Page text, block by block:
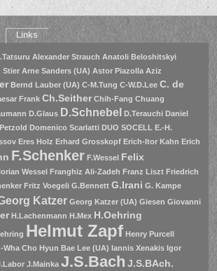
Links
Alexander Strauch Anatoli Beloshitskyi
Stier Arne Sanders (UA) Astor Piazolla Aziz
Bernd Lauber (UA) C-M.Tung C-W.D.Lee C. de
Frank Ch.Seither Chih-Fang Chuang
D.Glaus D.Schnebel D.Terauchi Daniel
Domenico Scarlatti DUO SOCELL
E.-H.
Eres Holz Erhard Grosskopf Erich-Itor Kahn Erich
F.Schenker F.Wessel Felix
Wessel Franghiz Ali-Zadeh Franz Liszt Friedrich
Fritz Voegeli G.Bennett G.Irani G. Kampe
Katzer Georg Katzer (UA) Giesen Giovanni
H.Lachenmann H.Mex H.Oehring
Helmut Zapf Henry Purcell
Wha Cho Hyun Bae Lee (UA) Iannis Xenakis Igor
J.Mainka J.S.Bach J.S.BAch.